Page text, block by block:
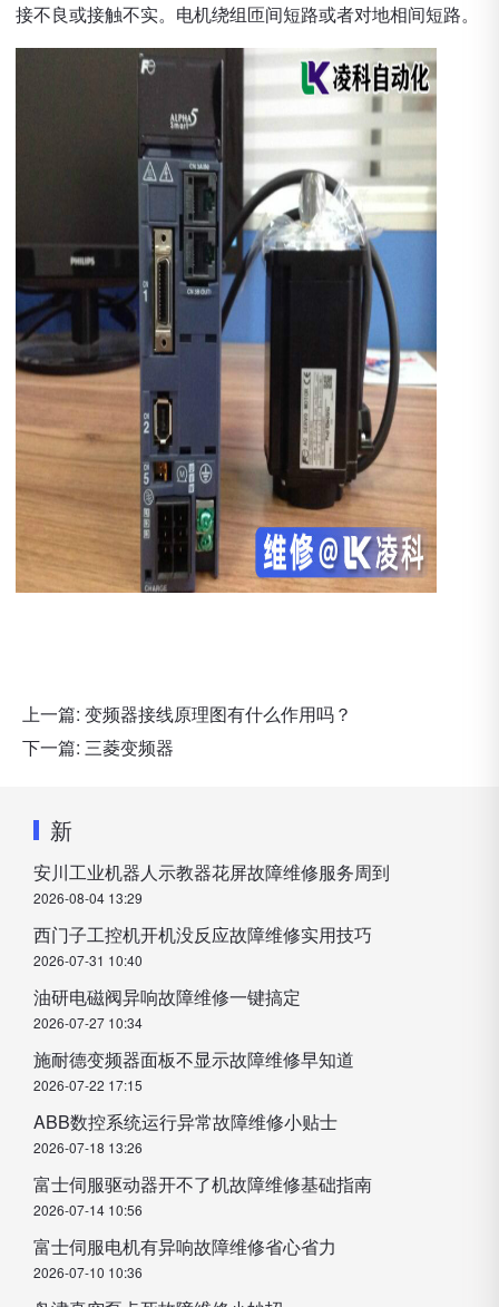
接不良或接触不实。电机绕组匝间短路或者对地相间短路。
上一篇: 变频器接线原理图有什么作用吗？
下一篇: 三菱变频器
新
安川工业机器人示教器花屏故障维修服务周到
2026-08-04 13:29
西门子工控机开机没反应故障维修实用技巧
2026-07-31 10:40
油研电磁阀异响故障维修一键搞定
2026-07-27 10:34
施耐德变频器面板不显示故障维修早知道
2026-07-22 17:15
ABB数控系统运行异常故障维修小贴士
2026-07-18 13:26
富士伺服驱动器开不了机故障维修基础指南
2026-07-14 10:56
富士伺服电机有异响故障维修省心省力
2026-07-10 10:36